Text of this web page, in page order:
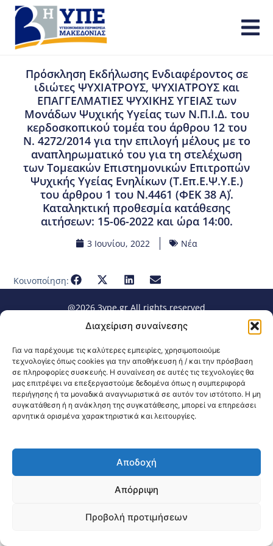
Διαχείριση συναίνεσης
Για να παρέχουμε τις καλύτερες εμπειρίες, χρησιμοποιούμε
τεχνολογίες όπως cookies για την αποθήκευση ή / και την πρόσβαση
σε πληροφορίες συσκευής. Η συναίνεση σε αυτές τις τεχνολογίες θα
μας επιτρέψει να επεξεργαστούμε δεδομένα όπως η συμπεριφορά
περιήγησης ή τα μοναδικά αναγνωριστικά σε αυτόν τον ιστότοπο. Η μη
συγκατάθεση ή η ανάκληση της συγκατάθεσης, μπορεί να επηρεάσει
αρνητικά ορισμένα χαρακτηριστικά και λειτουργίες.
Αποδοχή
Απόρριψη
Προβολή προτιμήσεων
Πρόσκληση Εκδήλωσης Ενδιαφέροντος σε
ιδιώτες ΨΥΧΙΑΤΡΟΥΣ, ΨΥΧΙΑΤΡΟΥΣ και
ΕΠΑΓΓΕΛΜΑΤΙΕΣ ΨΥΧΙΚΗΣ ΥΓΕΙΑΣ των
Μονάδων Ψυχικής Υγείας των Ν.Π.Ι.Δ. του
κερδοσκοπικού τομέα του άρθρου 12 του
Ν. 4272/2014 για την επιλογή μέλους με το
αναπληρωματικό του για τη στελέχωση
των Τομεακών Επιστημονικών Επιτροπών
Ψυχικής Υγείας Ενηλίκων (Τ.Επ.Ε.Ψ.Υ.Ε.)
του άρθρου 1 του Ν.4461 (ΦΕΚ 38 Α΄).
Καταληκτική προθεσμία κατάθεσης
αιτήσεων: 15-06-2022 και ώρα 14:00.
3 Ιουνίου, 2022 Νέα
Κοινοποίηση:
@2026 3ype.gr All rights reserved
Πολιτική Προστασίας Δεδομένων
Θεσσαλονίκη, Ελλάδα Τηλ: +30 2311 226 200
email: 3ype@3ype.gr
Page Visits:
00053 Website Visits: 1592746